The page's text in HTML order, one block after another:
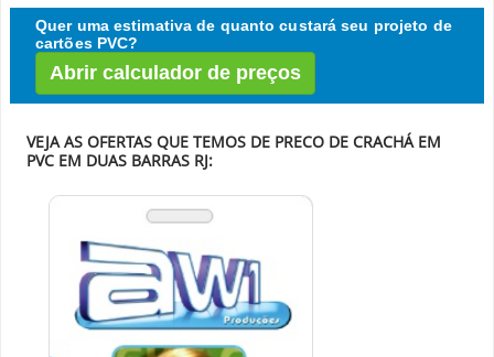
Quer uma estimativa de quanto custará seu projeto de
cartões PVC?
Abrir calculador de preços
VEJA AS OFERTAS QUE TEMOS DE PRECO DE CRACHÁ EM
PVC EM DUAS BARRAS RJ: